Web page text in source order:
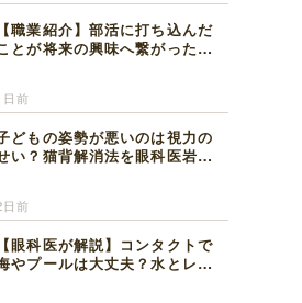
【職業紹介】部活に打ち込んだ
とが将来の興味へ繋がった。
日前
どもの姿勢が悪いのは視力の
い？猫背解消法を眼科医岩見
日前
【眼科医が解説】コンタクトで
やプールは大丈夫？水とレン